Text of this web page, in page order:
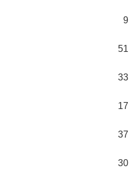
9
51
33
17
37
30